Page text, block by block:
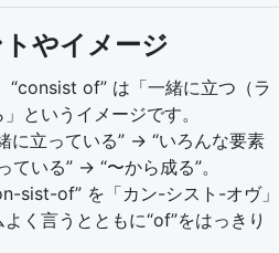
やイメージ
“consist of” は「一緒に立つ（ラ
というイメージです。
に立っている” → “いろんな要素
ている” → “〜から成る”。
sist-of” を「カン-シスト-オヴ」
く言うとともに“of”をはっきり